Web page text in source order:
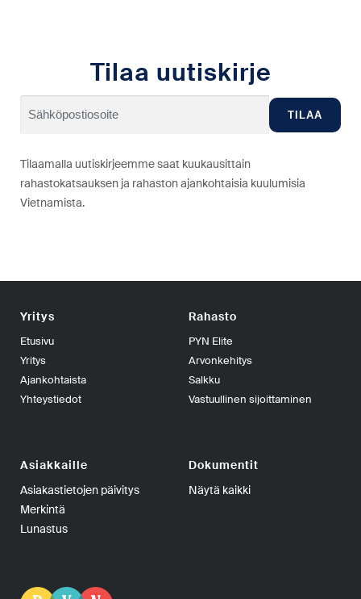
Tilaa uutiskirje
Tilaamalla uutiskirjeemme saat kuukausittain
rahastokatsauksen ja rahaston ajankohtaisia kuulumisia
Vietnamista.
Yritys
Etusivu
Yritys
Ajankohtaista
Yhteystiedot
Rahasto
PYN Elite
Arvonkehitys
Salkku
Vastuullinen sijoittaminen
Asiakkaille
Asiakastietojen päivitys
Merkintä
Lunastus
Dokumentit
Näytä kaikki